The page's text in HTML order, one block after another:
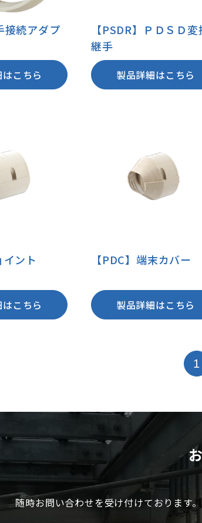
接続アダプ
こちら
【PSDR】ＰＤＳＤ変
継手
製品詳細はこちら
イント
こちら
【PDC】端末カバー
製品詳細はこちら
1
随時お問い合わせを受け付けております